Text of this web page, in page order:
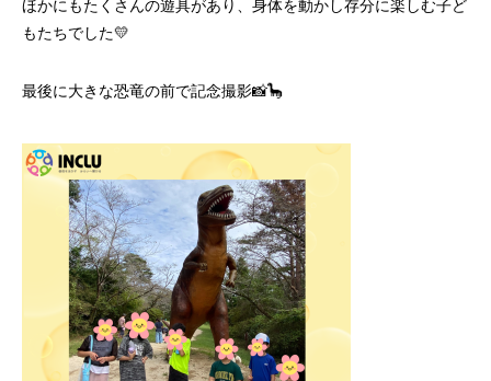
ほかにもたくさんの遊具があり、身体を動かし存分に楽しむ子ど
もたちでした💛
最後に大きな恐竜の前で記念撮影📸🦕